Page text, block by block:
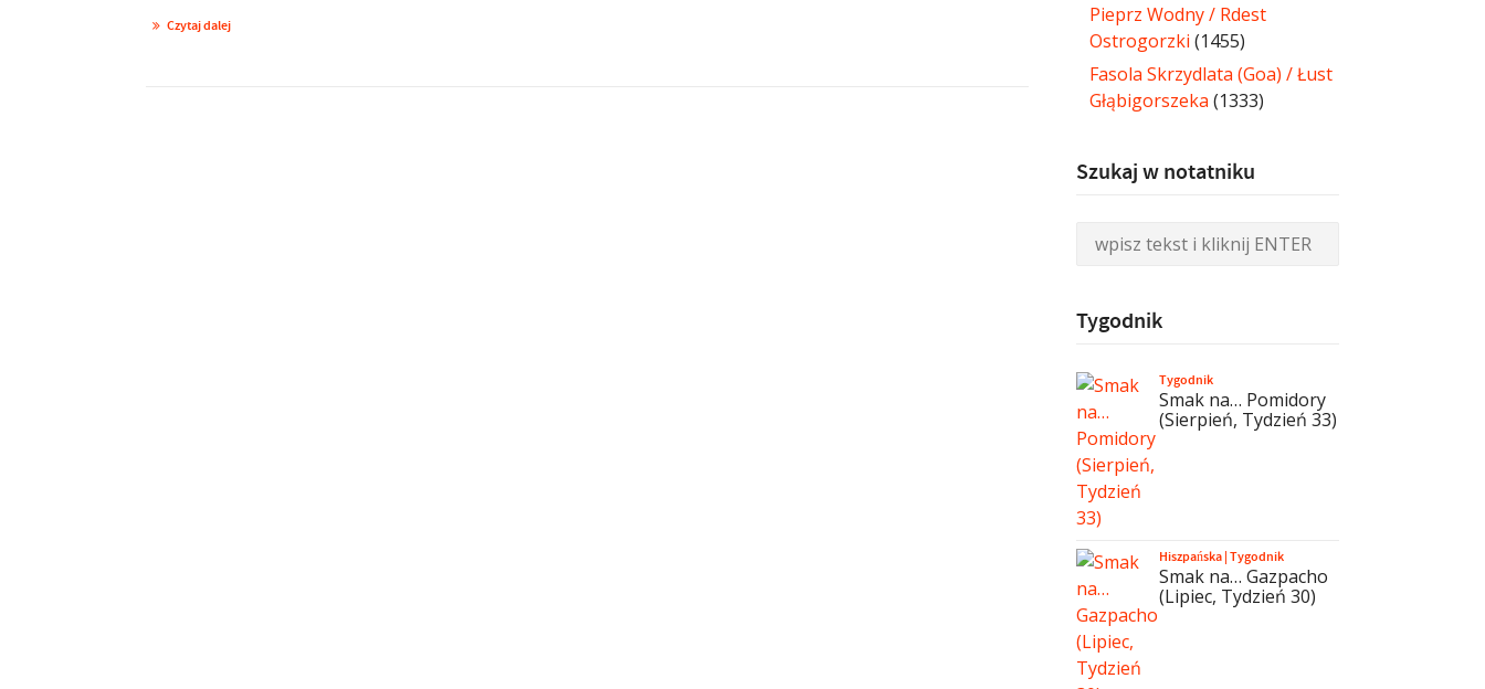
Czytaj dalej
Pieprz Wodny / Rdest
Ostrogorzki (1455)
Fasola Skrzydlata (Goa) / Łust
Głąbigorszeka (1333)
Szukaj w notatniku
Tygodnik
Tygodnik
Smak na… Pomidory
(Sierpień, Tydzień 33)
Hiszpańska|Tygodnik
Smak na… Gazpacho
(Lipiec, Tydzień 30)